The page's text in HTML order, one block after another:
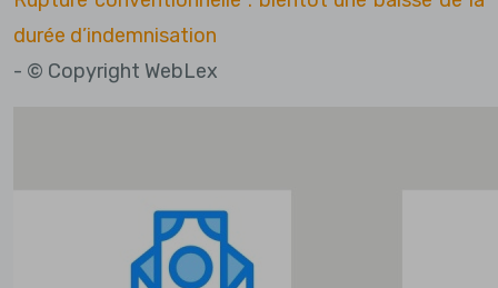
durée d’indemnisation
- © Copyright WebLex